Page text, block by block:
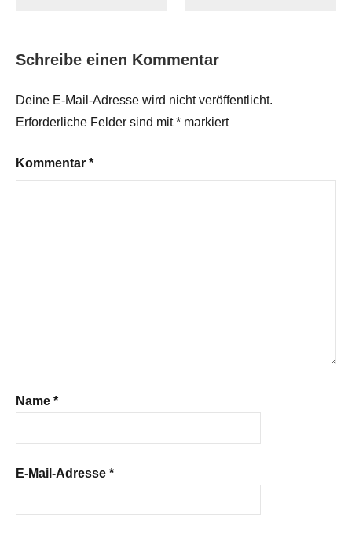
Schreibe einen Kommentar
Deine E-Mail-Adresse wird nicht veröffentlicht.
Erforderliche Felder sind mit* markiert
Kommentar *
Name *
E-Mail-Adresse *